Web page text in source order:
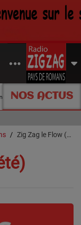
NOS ACTUS
Les chroniques
Zig Zag le Flow (été)